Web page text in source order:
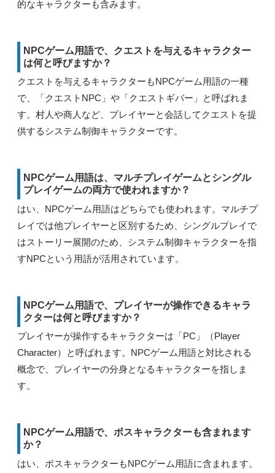
的なキャラクターも含みます。
NPCゲーム用語で、クエストを与えるキャラクター
は何と呼びますか？
クエストを与えるキャラクターもNPCゲーム用語の一種
で、「クエストNPC」や「クエストギバー」と呼ばれま
す。村人や商人など、プレイヤーと会話してクエストを提
供するシステム制御キャラクターです。
NPCゲーム用語は、マルチプレイゲームとシングル
プレイゲームの両方で使われますか？
はい、NPCゲーム用語はどちらでも使われます。マルチプ
レイでは他プレイヤーと区別するため、シングルプレイで
はストーリー展開のため、システム制御キャラクターを指
すNPCという用語が活用されています。
NPCゲーム用語で、プレイヤーが操作できるキャラ
クターは何と呼びますか？
プレイヤーが操作するキャラクターは「PC」（Player
Character）と呼ばれます。NPCゲーム用語と対比される
概念で、プレイヤーの分身となるキャラクターを指しま
す。
NPCゲーム用語で、ボスキャラクターも含まれます
か？
はい、ボスキャラクターもNPCゲーム用語に含まれます。